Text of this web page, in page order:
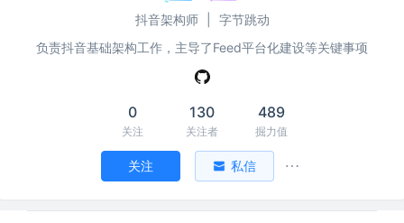
抖音架构师
字节跳动
负责抖音基础架构工作，主导了Feed平台化建设等关键事项
0
关注
130
关注者
489
掘力值
关注 私信